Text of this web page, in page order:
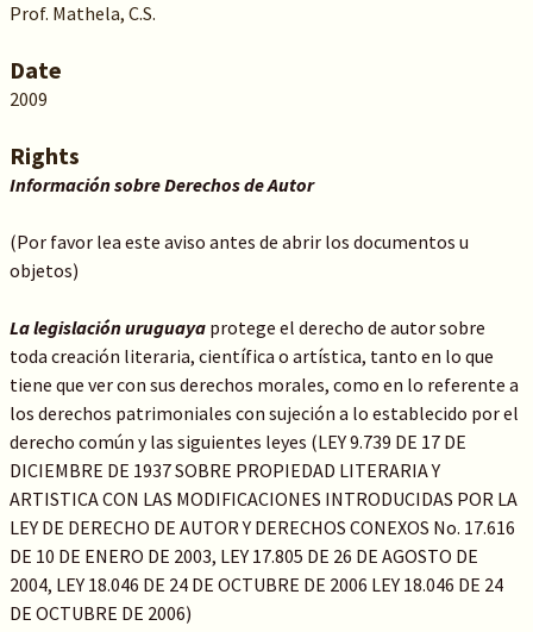
Prof. Mathela, C.S.
Date
2009
Rights
Información sobre Derechos de Autor
(Por favor lea este aviso antes de abrir los documentos u
objetos)
La legislación uruguaya protege el derecho de autor sobre
toda creación literaria, científica o artística, tanto en lo que
tiene que ver con sus derechos morales, como en lo referente a
los derechos patrimoniales con sujeción a lo establecido por el
derecho común y las siguientes leyes (LEY 9.739 DE 17 DE
DICIEMBRE DE 1937 SOBRE PROPIEDAD LITERARIA Y
ARTISTICA CON LAS MODIFICACIONES INTRODUCIDAS POR LA
LEY DE DERECHO DE AUTOR Y DERECHOS CONEXOS No. 17.616
DE 10 DE ENERO DE 2003, LEY 17.805 DE 26 DE AGOSTO DE
2004, LEY 18.046 DE 24 DE OCTUBRE DE 2006 LEY 18.046 DE 24
DE OCTUBRE DE 2006)